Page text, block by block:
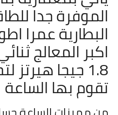
الموفرة جدا
البطارية عمرا
اكبر المعالج
1.8 جيجا
تقوم بها الساعة